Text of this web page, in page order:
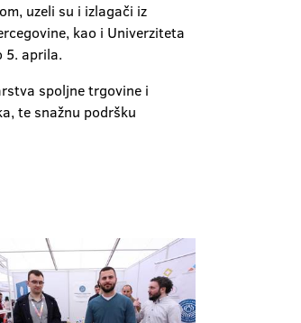
uzeli su i izlagači iz
kao i Univerziteta
5. aprila.
spoljne trgovine i
te snažnu podršku